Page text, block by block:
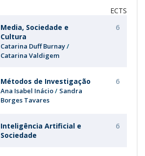
ECTS
Media, Sociedade e
Cultura
Catarina Duff Burnay
Catarina Valdigem
6
Métodos de Investigação
Ana Isabel Inácio
Sandra
Borges Tavares
6
Inteligência Artificial e
Sociedade
6